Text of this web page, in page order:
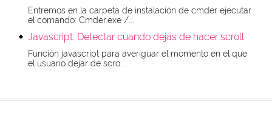
Entremos en la carpeta de instalación de cmder ejecutar
el comando: Cmder.exe /...
Javascript: Detectar cuando dejas de hacer scroll
Función javascript para averiguar el momento en el que
el usuario dejar de scro...